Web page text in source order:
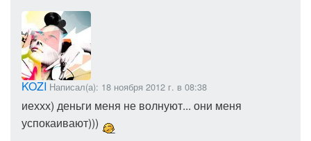
KOZI Написал(а): 18 ноября 2012 г. в 08:38
иеххх) деньги меня не волнуют... они меня
успокаивают)))